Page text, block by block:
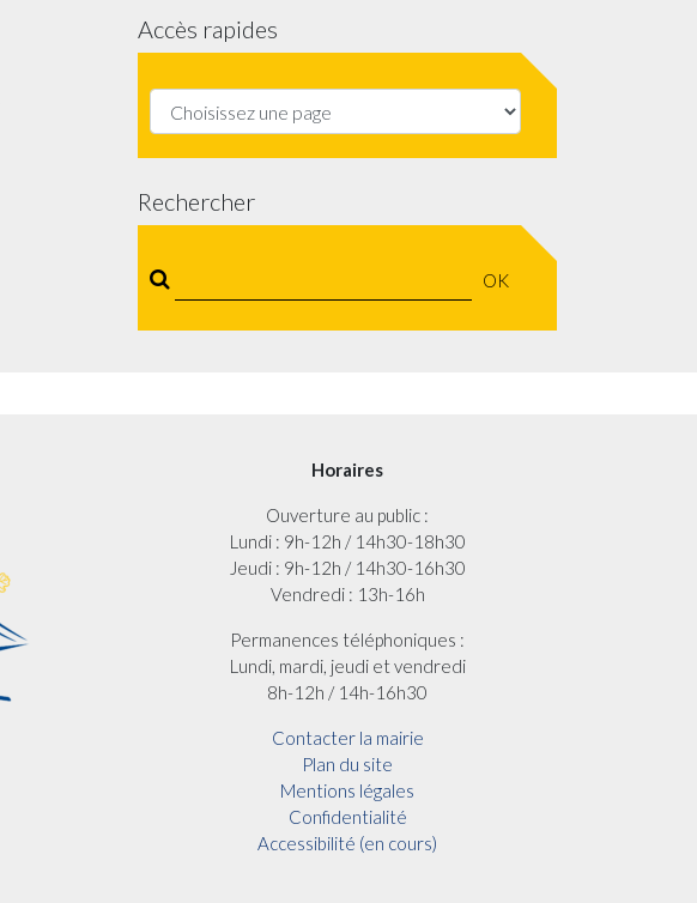
Accès rapides
Rechercher
OK
Horaires
Ouverture au public :
Lundi : 9h-12h / 14h30-18h30
Jeudi : 9h-12h / 14h30-16h30
Vendredi : 13h-16h
Permanences téléphoniques :
Lundi, mardi, jeudi et vendredi
8h-12h / 14h-16h30
Contacter la mairie
Plan du site
Mentions légales
Confidentialité
Accessibilité (en cours)